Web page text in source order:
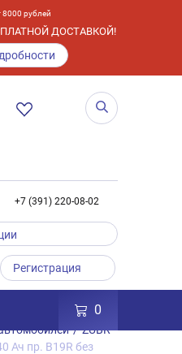
8000 рублей
ДОСТАВКОЙ!
+7 (391) 220-08-02
Регистрация
0
Аккумуляторы
/ ZUBR
Ач пр. B19R без